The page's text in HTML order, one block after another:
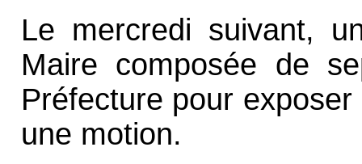
Le mercredi suivant,
Maire composée de
Préfecture pour
une motion.